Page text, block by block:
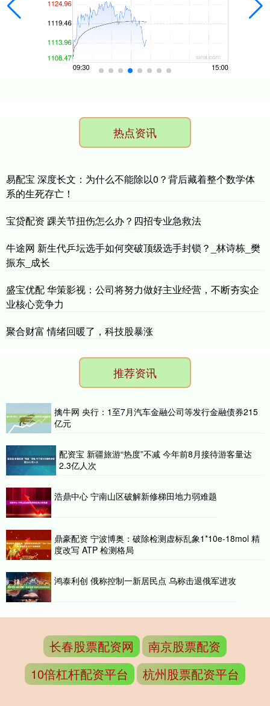
热点资讯
易配宝 深度长文：为什么不能除以0？背后藏着整个数学体
系的生死存亡！
宝贷配资 踝关节扭伤怎么办？四招专业急救法
牛途网 新生代乒坛选手如何突破顶级选手封锁？_林诗栋_樊
振东_成长
盛宝优配 华策影视：公司将努力做好主业经营，不断夯实企
业核心竞争力
聚合财富 情绪回暖了，科技股暴涨
推荐资讯
擒牛网 央行：1至7月汽车金融公司等发行金融债券215
亿元
配资宝 新疆旅游“热度”不减 今年前8月接待游客量达
2.3亿人次
浩鼎中心 宁南山区破解新修梯田地力弱难题
鼎豪配资 宁波博奥：破除检测虚标乱象1*10e-18mol 精
度改写 ATP 检测格局
鸿泰利创 俄称控制一新居民点 乌称击退俄军进攻
长春股票配资网
南京股票配资
10倍杠杆配资平台
杭州股票配资平台